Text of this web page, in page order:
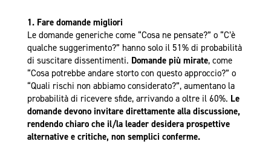
1. Fare domande migliori
Le domande generiche come “Cosa ne pensate?” o “C’è
qualche suggerimento?” hanno solo il 51% di probabilità
di suscitare dissentimenti. Domande più mirate, come
“Cosa potrebbe andare storto con questo approccio?” o
“Quali rischi non abbiamo considerato?”, aumentano la
probabilità di ricevere sfide, arrivando a oltre il 60%. Le
domande devono invitare direttamente alla discussione,
rendendo chiaro che il/la leader desidera prospettive
alternative e critiche, non semplici conferme.